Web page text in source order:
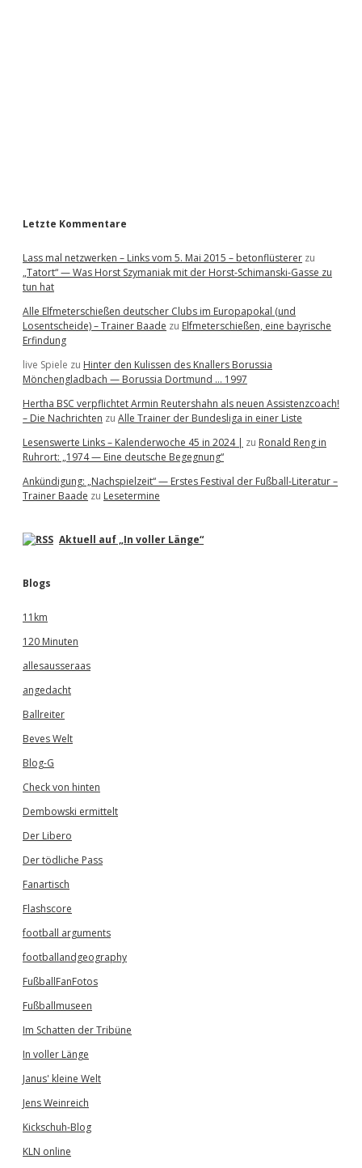
Letzte Kommentare
Lass mal netzwerken – Links vom 5. Mai 2015 – betonflüsterer zu
„Tatort“ — Was Horst Szymaniak mit der Horst-Schimanski-Gasse zu
tun hat
Alle Elfmeterschießen deutscher Clubs im Europapokal (und
Losentscheide) – Trainer Baade zu Elfmeterschießen, eine bayrische
Erfindung
live Spiele zu Hinter den Kulissen des Knallers Borussia
Mönchengladbach — Borussia Dortmund … 1997
Hertha BSC verpflichtet Armin Reutershahn als neuen Assistenzcoach!
– Die Nachrichten zu Alle Trainer der Bundesliga in einer Liste
Lesenswerte Links – Kalenderwoche 45 in 2024 | zu Ronald Reng in
Ruhrort: „1974 — Eine deutsche Begegnung“
Ankündigung: „Nachspielzeit“ — Erstes Festival der Fußball-Literatur –
Trainer Baade zu Lesetermine
Aktuell auf „In voller Länge“
Blogs
11km
120 Minuten
allesausseraas
angedacht
Ballreiter
Beves Welt
Blog-G
Check von hinten
Dembowski ermittelt
Der Libero
Der tödliche Pass
Fanartisch
Flashscore
football arguments
footballandgeography
FußballFanFotos
Fußballmuseen
Im Schatten der Tribüne
In voller Länge
Janus' kleine Welt
Jens Weinreich
Kickschuh-Blog
KLN online